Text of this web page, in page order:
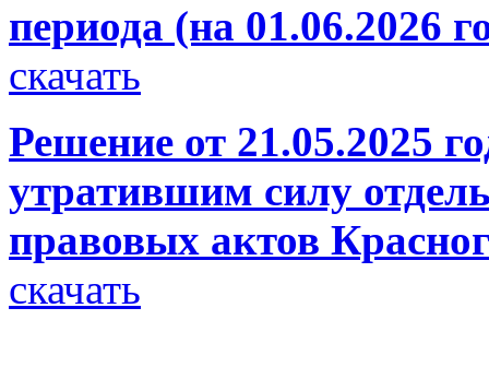
периода (на 01.06.2026
скачать
Решение от 21.05.2025
утратившим силу
правовых актов
скачать